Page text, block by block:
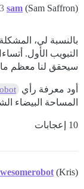
sam (Sam Saffron)
3
بالنسبة لي،
التبويب الأول.
سيحقق لنا معظم ما
أود معرفة رأي
المساحة البيضاء
10 إعجابات
(Kris)